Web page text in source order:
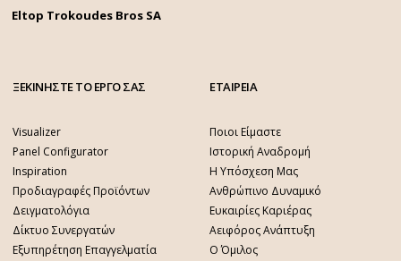
Eltop Trokoudes Bros SA
ΞΕΚΙΝΗΣΤΕ ΤΟ ΕΡΓΟ ΣΑΣ
Visualizer
Panel Configurator
Inspiration
Προδιαγραφές Προϊόντων
Δειγματολόγια
Δίκτυο Συνεργατών
Εξυπηρέτηση Επαγγελματία
ΕΤΑΙΡΕΙΑ
Ποιοι Είμαστε
Ιστορική Αναδρομή
Η Υπόσχεση Μας
Ανθρώπινο Δυναμικό
Ευκαιρίες Καριέρας
Αειφόρος Ανάπτυξη
Ο Όμιλος